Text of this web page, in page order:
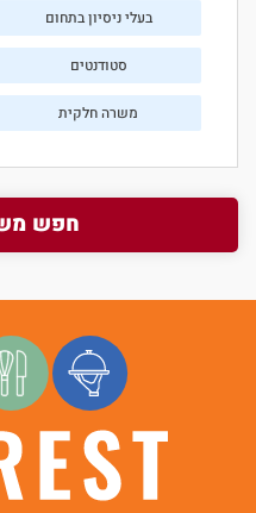
בעלי ניסיון בתחום
סטודנטים
משרה חלקית
חפש